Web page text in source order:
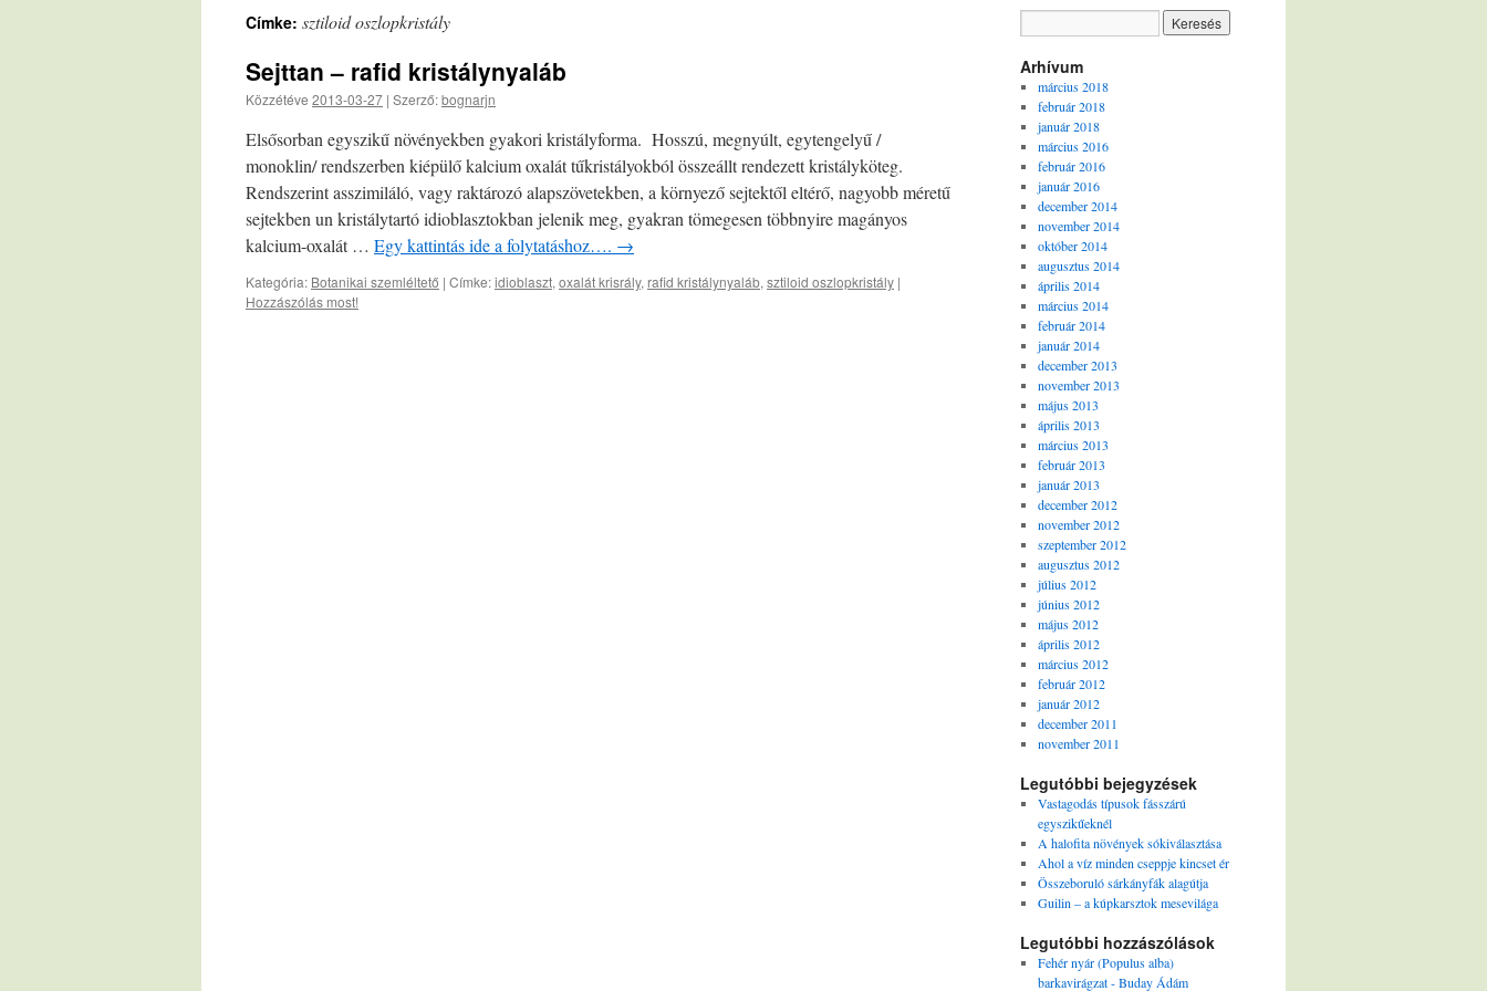
Címke: sztiloid oszlopkristály
Sejttan – rafid kristálynyaláb
Közzétéve 2013-03-27 | Szerző:bognarjn
Elsősorban egyszikű növényekben gyakori kristályforma. Hosszú, megnyúlt, egytengelyű /
monoklin/ rendszerben kiépülő kalcium oxalát tűkristályokból összeállt rendezett kristályköteg.
Rendszerint asszimiláló, vagy raktározó alapszövetekben, a környező sejtektől eltérő, nagyobb méretű
sejtekben un kristálytartó idioblasztokban jelenik meg, gyakran tömegesen többnyire magányos
kalcium-oxalát … Egy kattintás ide a folytatáshoz…. →
Kategória: Botanikai szemléltető | Címke:idioblaszt, oxalát krisrály, rafid kristálynyaláb, sztiloid oszlopkristály |
Hozzászólás most!
Arhívum
március 2018
február 2018
január 2018
március 2016
február 2016
január 2016
december 2014
november 2014
október 2014
augusztus 2014
április 2014
március 2014
február 2014
január 2014
december 2013
november 2013
május 2013
április 2013
március 2013
február 2013
január 2013
december 2012
november 2012
szeptember 2012
augusztus 2012
július 2012
június 2012
május 2012
április 2012
március 2012
február 2012
január 2012
december 2011
november 2011
Legutóbbi bejegyzések
Vastagodás típusok fásszárú
egyszikűeknél
A halofita növények sókiválasztása
Ahol a víz minden cseppje kincset ér
Összeboruló sárkányfák alagútja
Guilin – a kúpkarsztok mesevilága
Legutóbbi hozzászólások
Fehér nyár (Populus alba)
barkavirágzat - Buday Ádám